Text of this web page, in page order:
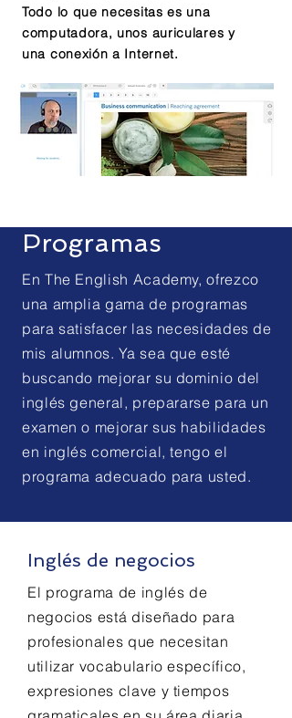
Todo lo que necesitas es una
computadora, unos auriculares y
una conexión a Internet.
Programas
En The English Academy, ofrezco
una amplia gama de programas
para satisfacer las necesidades de
mis alumnos. Ya sea que esté
buscando mejorar su dominio del
inglés general, prepararse para un
examen o mejorar sus habilidades
en inglés comercial, tengo el
programa adecuado para usted.
Inglés de negocios
El programa de inglés de
negocios está diseñado para
profesionales que necesitan
utilizar vocabulario específico,
expresiones clave y tiempos